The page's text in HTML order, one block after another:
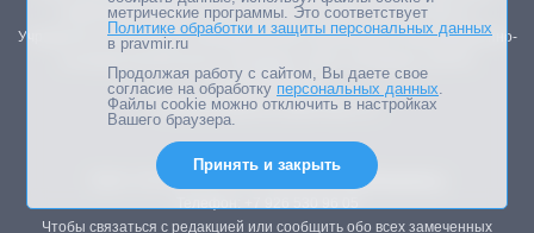
изменений в свидетельство ЭЛ ФС 77-44847 от 03.05.2011 г.)
Учредитель: Автономная некоммерческая организация информационно-
1107799036730)
Главный редактор: Данилова А.А.
Адрес электронной почты редакции:
info@pravmir.ru
Чтобы связаться с редакцией или сообщить обо всех замеченных
метрические программы. Это соответствует
Политике обработки и защиты персональных данных
в pravmir.ru
Продолжая работу с сайтом, Вы даете свое
согласие на обработку персональных данных.
Файлы cookie можно отключить в настройках
Вашего браузера.
Принять и закрыть